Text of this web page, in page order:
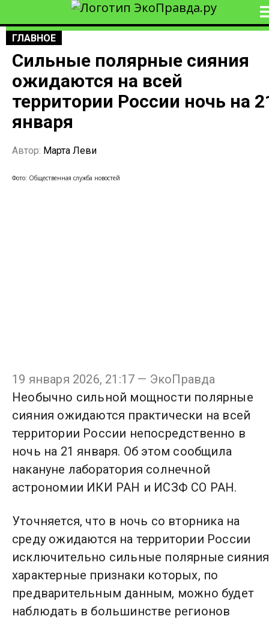
ГЛАВНОЕ
Сильные полярные сияния
ожидаются на всей
территории России ночь на
января
Автор: Марта Леви
Фото: Общественная служба новостей
19 января 2026, 21:17 — ЭкоПравда
Необычно сильной мощности полярные
сияния ожидаются практически на всей
территории России непосредственно в
ночь на 21 января. Об этом сообщила
накануне лаборатория солнечной
астрономии ИКИ РАН и ИСЗФ СО РАН.
Уточняется, что в ночь со вторника на
среду ожидаются на территории России
исключительно сильные полярные
характерные признаки которых, по
предварительным данным, можно будет
наблюдать в большинстве регионов